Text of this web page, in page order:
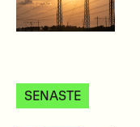
SENASTE